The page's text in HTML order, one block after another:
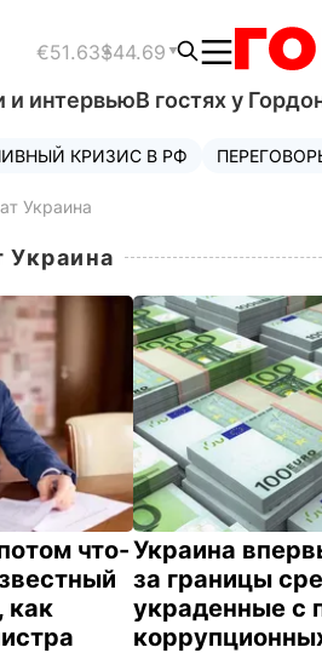
€51.63$44.69
и интервьюВ гостях у
КРИЗИС В РФ
Украина
Украина
что-
как
Украина
за границы
украденные с